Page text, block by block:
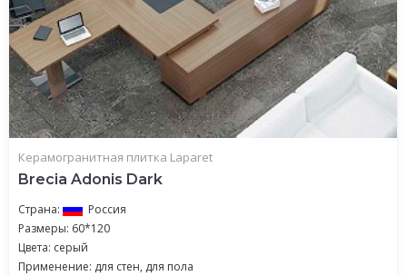
Керамогранитная плитка Laparet
Brecia Adonis Dark
Страна:
Россия
Размеры: 60*120
Цвета: серый
Применение: для стен, для пола